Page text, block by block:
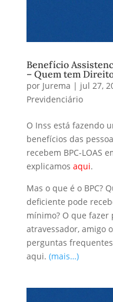
Benefício
– Quem tem
por Jurema | jul 27,
Previdenciário
O Inss está fazendo
benefícios das
recebem BPC-LOAS
explicamos aqui.
Mas o que é o BPC?
deficiente pode
mínimo? O que fazer
atravessador, amigo
perguntas
aqui. (mais…)